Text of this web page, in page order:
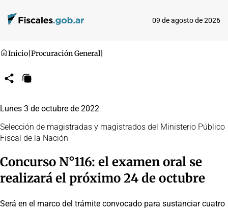
09 de agosto de 2026
Inicio Procuración General
CompartirCopiar
Lunes 3 de octubre de 2022
Selección de magistradas y magistrados del Ministerio Público
Fiscal de la Nación
Concurso N°116: el examen oral se
realizará el próximo 24 de octubre
Será en el marco del trámite convocado para sustanciar cuatro